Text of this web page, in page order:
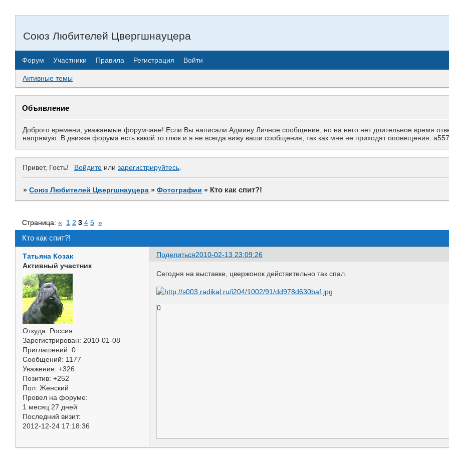
Союз Любителей Цвергшнауцера
Форум Участники Правила Регистрация Войти
Активные темы
Объявление
Доброго времени, уважаемые форумчане! Если Вы написали Админу Личное сообщение, но на него нет длительное время
напрямую. В движке форума есть какой то глюк и я не всегда вижу ваши сообщения, так как мне не приходят оповещения.
Привет, Гость! Войдите или зарегистрируйтесь.
»Союз Любителей Цвергшнауцера »Фотографии » Кто как спит?!
Кто как спит?!
Страница: « 1 2 3 4 5 »
Поделиться2010-02-13 23:09:26
Татьяна Козак
Активный участник
Откуда: Россия
Зарегистрирован: 2010-01-08
Приглашений: 0
Сообщений: 1177
Уважение: +326
Позитив: +252
Пол: Женский
Провел на форуме:
1 месяц 27 дней
Последний визит:
2012-12-24 17:18:36
Сегодня на выставке, цвержонок действительно так спал.
0